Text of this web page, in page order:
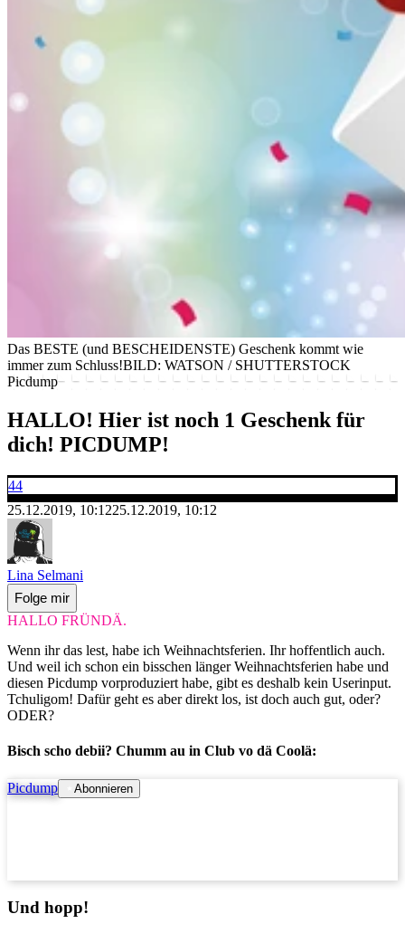
Das BESTE (und BESCHEIDENSTE) Geschenk kommt wie
immer zum Schluss!BILD: WATSON / SHUTTERSTOCK
Picdump
HALLO! Hier ist noch 1 Geschenk für
dich! PICDUMP!
44
25.12.2019, 10:1225.12.2019, 10:12
Lina Selmani
Folge mir
HALLO FRÜNDÄ.
Wenn ihr das lest, habe ich Weihnachtsferien. Ihr hoffentlich auch.
Und weil ich schon ein bisschen länger Weihnachtsferien habe und
diesen Picdump vorproduziert habe, gibt es deshalb kein Userinput.
Tchuligom! Dafür geht es aber direkt los, ist doch auch gut, oder?
ODER?
Bisch scho debii? Chumm au in Club vo dä Coolä:
Picdump Abonnieren
Und hopp!